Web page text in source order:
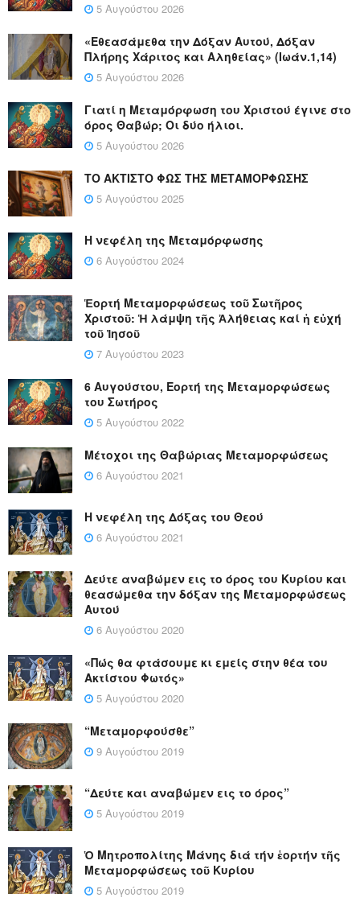
5 Αυγούστου 2026
«Εθεασάμεθα την Δόξαν Αυτού, Δόξαν
Πλήρης Χάριτος και Αληθείας» (Ιωάν.1,14)
5 Αυγούστου 2026
Γιατί η Μεταμόρφωση του Χριστού έγινε στο
όρος Θαβώρ; Οι δύο ήλιοι.
5 Αυγούστου 2026
ΤΟ ΑΚΤΙΣΤΟ ΦΩΣ ΤΗΣ ΜΕΤΑΜΟΡΦΩΣΗΣ
5 Αυγούστου 2025
Η νεφέλη της Μεταμόρφωσης
6 Αυγούστου 2024
Ἑορτή Μεταμορφώσεως τοῦ Σωτῆρος
Χριστοῦ: Ἡ λάμψη τῆς Ἀλήθειας καί ἡ εὐχή
τοῦ Ἰησοῦ
7 Αυγούστου 2023
6 Αυγούστου, Εορτή της Μεταμορφώσεως
του Σωτήρος
5 Αυγούστου 2022
Μέτοχοι της Θαβώριας Μεταμορφώσεως
6 Αυγούστου 2021
Η νεφέλη της Δόξας του Θεού
6 Αυγούστου 2021
Δεύτε αναβώμεν εις το όρος του Κυρίου και
θεασώμεθα την δόξαν της Μεταμορφώσεως
Αυτού
6 Αυγούστου 2020
«Πώς θα φτάσουμε κι εμείς στην θέα του
Ακτίστου Φωτός»
5 Αυγούστου 2020
“Μεταμορφούσθε”
9 Αυγούστου 2019
“Δεύτε και αναβώμεν εις το όρος”
5 Αυγούστου 2019
Ὁ Μητροπολίτης Μάνης διά τήν ἑορτήν τῆς
Μεταμορφώσεως τοῦ Κυρίου
5 Αυγούστου 2019